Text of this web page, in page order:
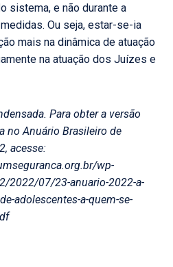
sistema, e não durante a
Ou seja, estar-se-ia
mais na dinâmica de atuação
na atuação dos Juízes e
Para obter a versão
no Anuário Brasileiro de
acesse:
wp-
2022/07/23-anuario-2022-a-
adolescentes-a-quem-se-